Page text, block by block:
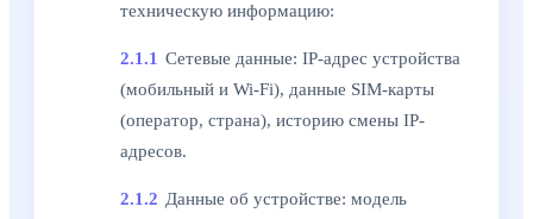
техническую информацию:
2.1.1 Сетевые данные: IP-адрес устройства
(мобильный и Wi-Fi), данные SIM-карты
(оператор, страна), историю смены IP-
адресов.
2.1.2 Данные об устройстве: модель